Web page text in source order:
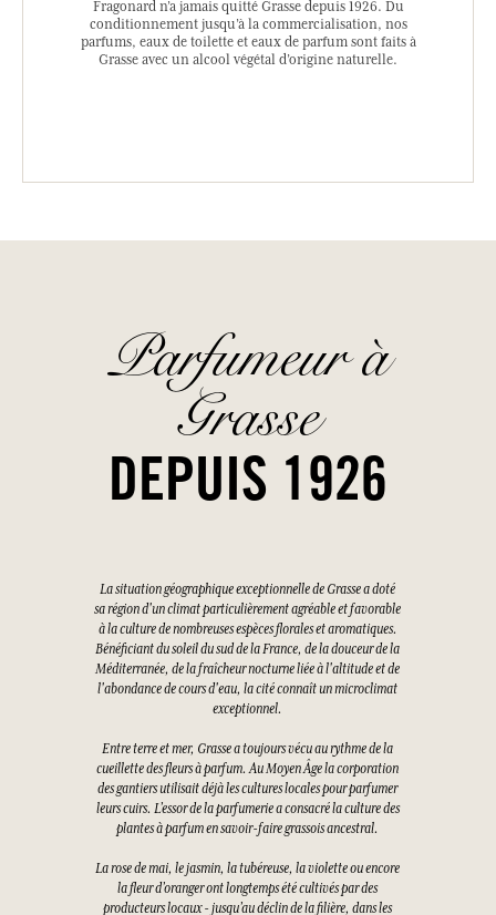
Fragonard n’a jamais quitté Grasse depuis 1926. Du
conditionnement jusqu’à la commercialisation, nos
parfums, eaux de toilette et eaux de parfum sont faits à
Grasse avec un alcool végétal d’origine naturelle.
Parfumeur à
Grasse
DEPUIS 1926
La situation géographique exceptionnelle de Grasse a doté
sa région d'un climat particulièrement agréable et favorable
à la culture de nombreuses espèces florales et aromatiques.
Bénéficiant du soleil du sud de la France, de la douceur de la
Méditerranée, de la fraîcheur nocturne liée à l'altitude et de
l'abondance de cours d'eau, la cité connaît un microclimat
exceptionnel.
Entre terre et mer, Grasse a toujours vécu au rythme de la
cueillette des fleurs à parfum. Au Moyen Âge la corporation
des gantiers utilisait déjà les cultures locales pour parfumer
leurs cuirs. L’essor de la parfumerie a consacré la culture des
plantes à parfum en savoir-faire grassois ancestral.
La rose de mai, le jasmin, la tubéreuse, la violette ou encore
la fleur d’oranger ont longtemps été cultivés par des
producteurs locaux - jusqu’au déclin de la filière, dans les